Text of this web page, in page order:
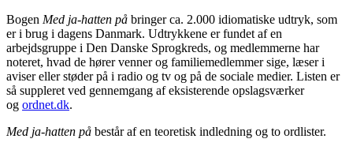
Bogen Med ja-hatten på bringer ca. 2.000 idiomatiske udtryk, som
er i brug i dagens Danmark. Udtrykkene er fundet af en
arbejdsgruppe i Den Danske Sprogkreds, og medlemmerne har
noteret, hvad de hører venner og familiemedlemmer sige, læser i
aviser eller støder på i radio og tv og på de sociale medier. Listen er
så suppleret ved gennemgang af eksisterende opslagsværker
og ordnet.dk.
Med ja-hatten på består af en teoretisk indledning og to ordlister.